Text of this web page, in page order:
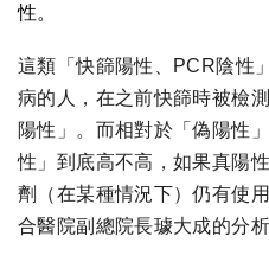
性。​
這類「快篩陽性、PCR陰性
病的人，在之前快篩時被檢
陽性」。而相對於「偽陽性
性」到底高不高，如果真陽
劑（在某種情況下）仍有使
合醫院副總院長璩大成的分析